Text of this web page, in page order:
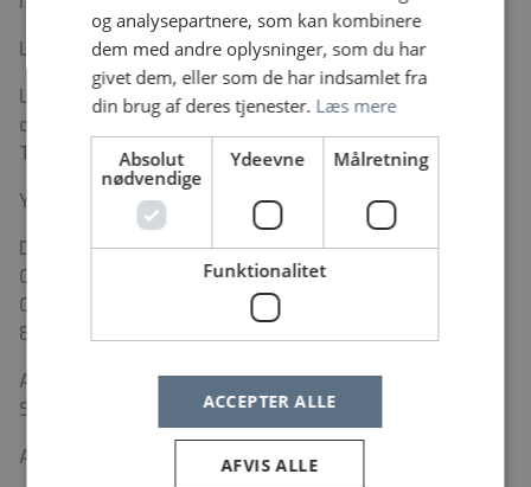
Løn- og ansættelsesvilkår
Løn og ansættelse sker i henhold til gældende
overenskomst mellem Regionernes Lønnings- og
Takstnævn og Sundhedskartellet.
Yderligere oplysninger
Du er meget velkommen til at kontakte:
Overbioanalytiker Nadia Tarp Nielsen, tlf. 24 94 60 03
Overbioanalytiker Maiken Rosager Pedersen, tlf. 51 42
80 81
Ansøgningsfrist: 21. maj
Samtaler forventes afholdt d. 26. og 27. Maj
Ansøgning sendes elektronisk via jobannoncen.
og analysepartnere, som kan kombinere
dem med andre oplysninger, som du har
givet dem, eller som de har indsamlet fra
din brug af deres tjenester. Læs mere
Absolut
nødvendige
Ydeevne Målretning
Funktionalitet
ACCEPTER ALLE
AFVIS ALLE